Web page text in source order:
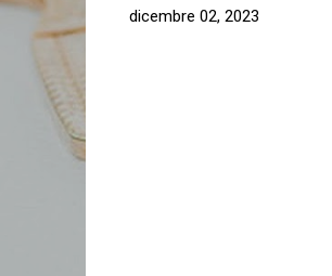
dicembre 02, 2023